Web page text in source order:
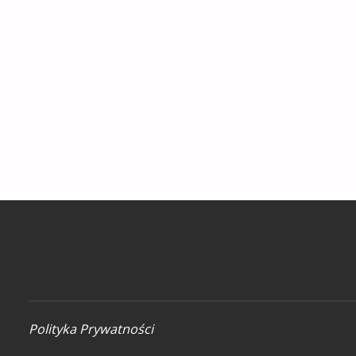
SKAŁKI"
Polityka Prywatności